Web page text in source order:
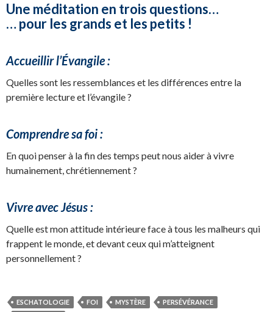
Une méditation en trois questions…
… pour les grands et les petits !
Accueillir l’Évangile :
Quelles sont les ressemblances et les différences entre la
première lecture et l’évangile ?
Comprendre sa foi :
En quoi penser à la fin des temps peut nous aider à vivre
humainement, chrétiennement ?
Vivre avec Jésus :
Quelle est mon attitude intérieure face à tous les malheurs qui
frappent le monde, et devant ceux qui m’atteignent
personnellement ?
ESCHATOLOGIE FOI MYSTÈRE
PERSÉVÉRANCE